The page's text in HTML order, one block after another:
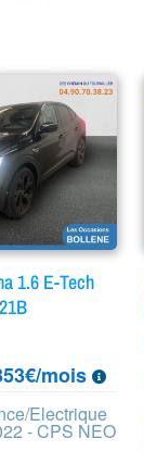
1.6 E-Tech
mois
Electrique
- CPS NEO